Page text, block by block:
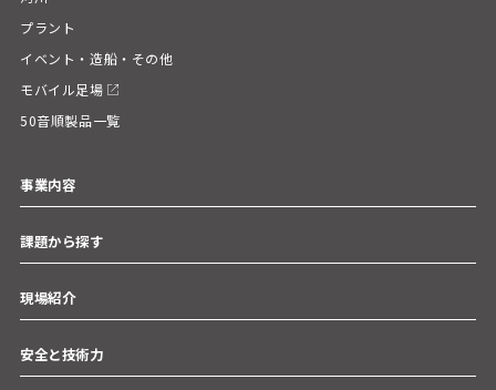
プラント
イベント・造船・その他
モバイル足場
50音順製品一覧
事業内容
課題から探す
現場紹介
安全と技術力